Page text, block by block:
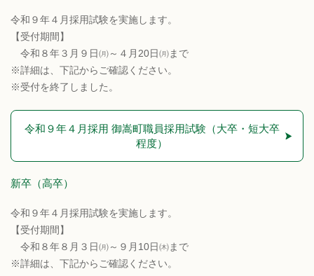
令和９年４月採用試験を実施します。
【受付期間】
令和８年３月９日㈪～４月20日㈪まで
※詳細は、下記からご確認ください。
※受付を終了しました。
令和９年４月採用 御嵩町職員採用試験（大卒・短大卒
程度）
新卒（高卒）
令和９年４月採用試験を実施します。
【受付期間】
令和８年８月３日㈪～９月10日㈭まで
※詳細は、下記からご確認ください。